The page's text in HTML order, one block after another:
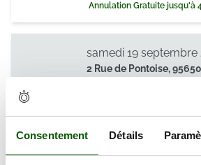
Consentement Détails
Annulation Gratuite jusqu'à
2 Rue de Pontoise,
Annulation Gratuite jusqu'à
samedi 19 septembre